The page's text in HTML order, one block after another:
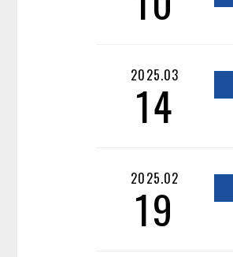
2025.03
14
2025.02
19